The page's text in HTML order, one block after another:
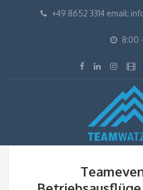
+49 8652 3314 email:
8:00